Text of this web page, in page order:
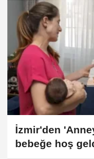
İzmir'den
bebeğe hoş